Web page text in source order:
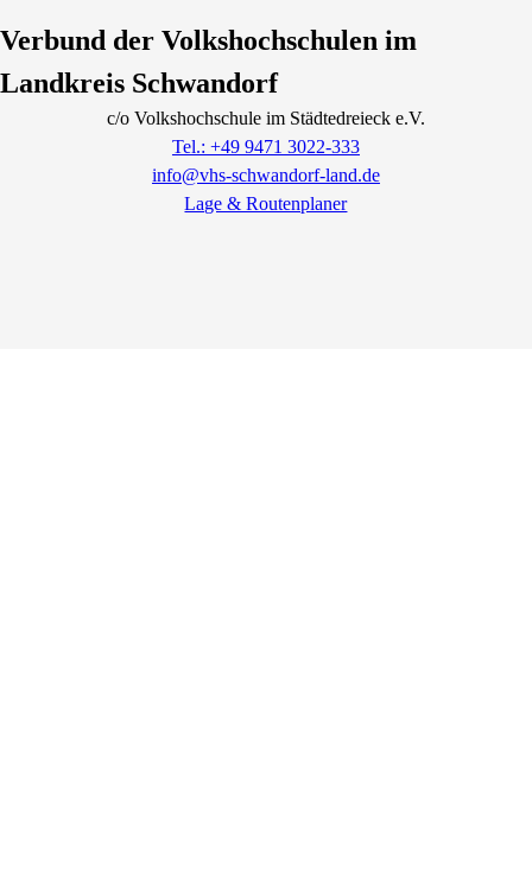
Verbund der Volkshochschulen im
Landkreis Schwandorf
c/o Volkshochschule im Städtedreieck e.V.
Tel.: +49 9471 3022-333
info@vhs-schwandorf-land.de
Lage & Routenplaner